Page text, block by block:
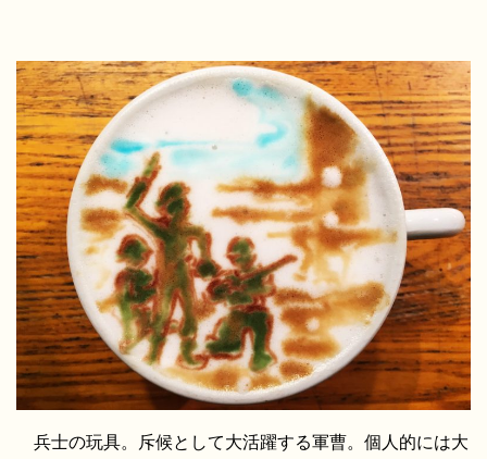
兵士の玩具。斥候として大活躍する軍曹。個人的には大